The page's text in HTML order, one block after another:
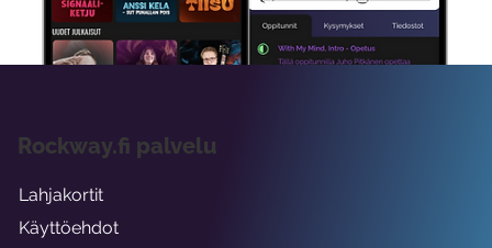
viikon ajaksi.
Rockway.fi palvelu
Lahjakortit
Käyttöehdot